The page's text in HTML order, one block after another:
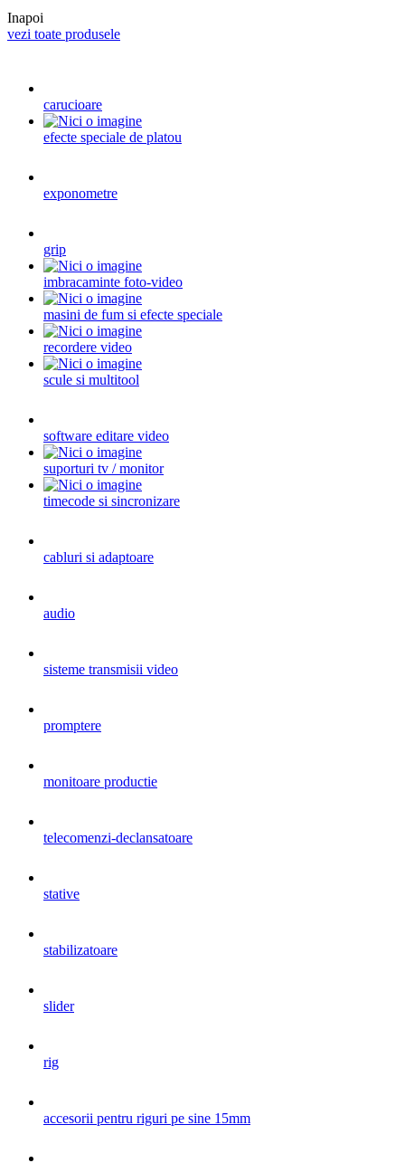
Inapoi
vezi toate produsele
carucioare
efecte speciale de platou
exponometre
grip
imbracaminte foto-video
masini de fum si efecte speciale
recordere video
scule si multitool
software editare video
suporturi tv / monitor
timecode si sincronizare
cabluri si adaptoare
audio
sisteme transmisii video
promptere
monitoare productie
telecomenzi-declansatoare
stative
stabilizatoare
slider
rig
accesorii pentru riguri pe sine 15mm